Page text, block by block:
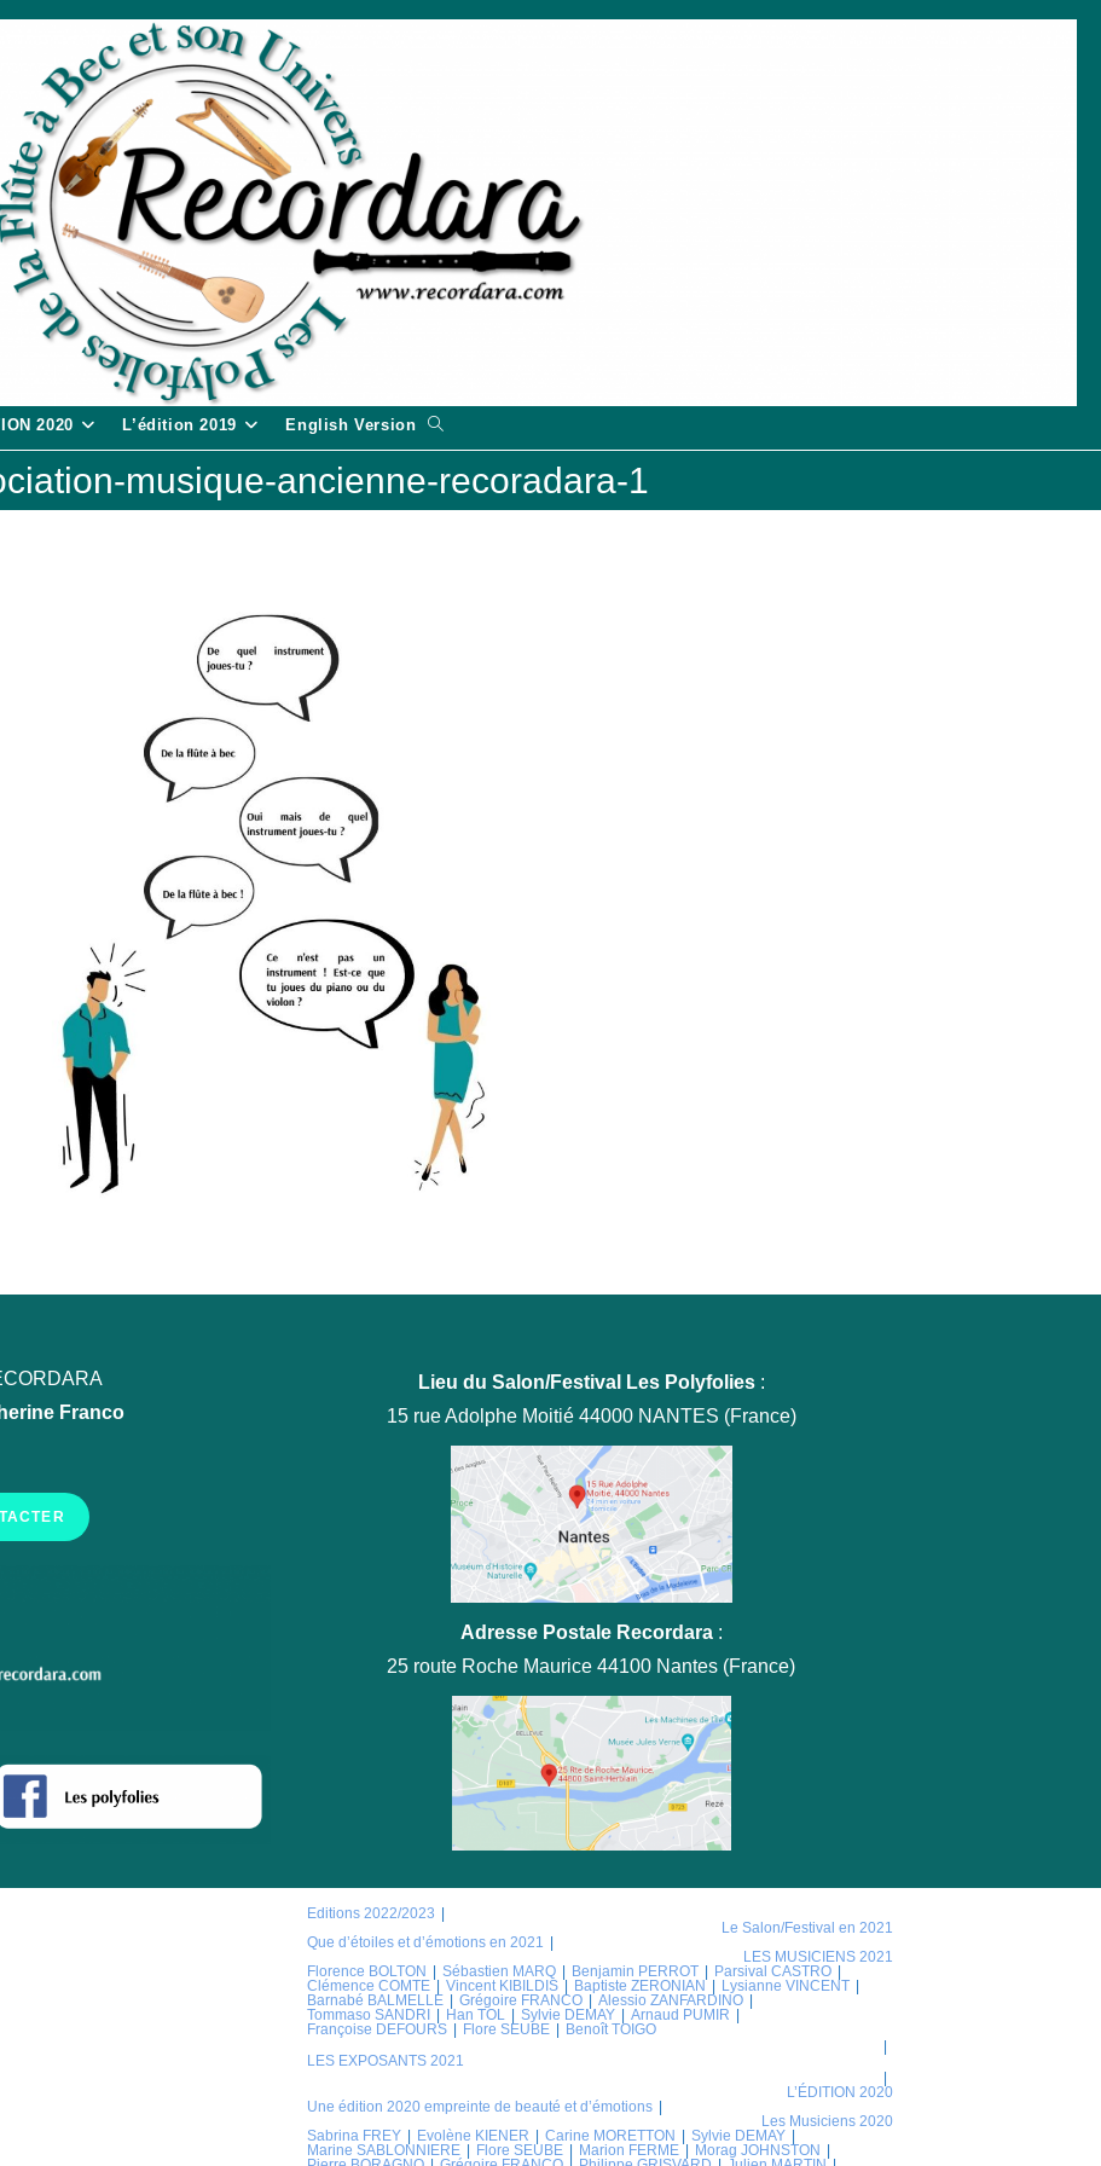
2020 L’édition 2019 English Version
Toggle
search
musique-ancienne-recoradara-1
Franco
Lieu du Salon/Festival Les Polyfolies:
15 rue Adolphe Moitié 44000 NANTES (France)
Adresse Postale Recordara:
25 route Roche Maurice 44100 Nantes (France)
Editions 2022/2023
Le Salon/Festival en 2021
Que d’étoiles et d’émotions en 2021
LES MUSICIENS 2021
Florence BOLTON
Sébastien MARQ Benjamin PERROT
Parsival CASTRO
Clémence COMTE
Vincent KIBILDIS Baptiste ZERONIAN
Lysianne VINCENT
Barnabé BALMELLE
Grégoire FRANCO
Alessio ZANFARDINO
Tommaso SANDRI
Han TOL Sylvie DEMAY
Arnaud PUMIR
Françoise DEFOURS
Flore SEUBE
Benoît TOIGO
LES EXPOSANTS 2021
L’ÉDITION 2020
Une édition 2020 empreinte de beauté et d’émotions
Les Musiciens 2020
Sabrina FREY
Evolène KIENER Carine MORETTON
Sylvie DEMAY
Marine SABLONNIERE
Flore SEUBE Marion FERME
Morag JOHNSTON